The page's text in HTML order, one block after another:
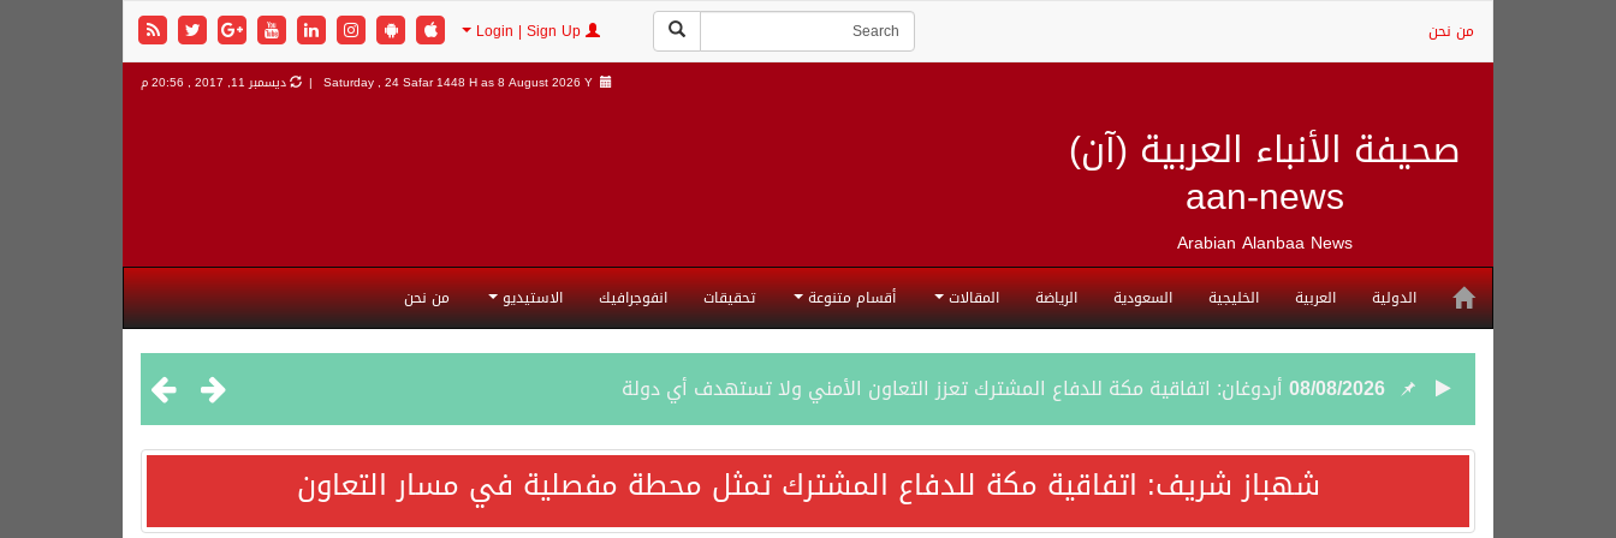
من نحن
صحيفة الأنباء العربية (آن)
aan-news
Arabian Alanbaa News
Saturday , 24 Safar 1448 H as8 August 2026 Y | ديسمبر 11, 2017 , 20:56 م
الدولية العربية الخليجية السعودية الرياضة المقالات أقسام متنوعة تحقيقات انفوجرافيك الاستيديو من نحن
08/08/2026 أردوغان: اتفاقية مكة للدفاع المشترك تعزز التعاون الأمني ولا تستهدف أي دولة
08/08/2026سمو وزير الخارجية : اتفاقية مكة تعكس الإرادة السياسية لحماية أمن المنطقة
شهباز شريف: اتفاقية مكة للدفاع المشترك تمثل محطة مفصلية في مسار التعاون